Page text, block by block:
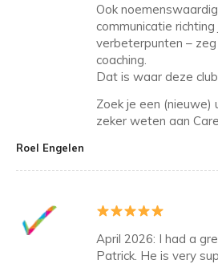
Ook
communicatie
verbeterpunten –
coaching.
Dat is waar deze
Zoek je een
zeker weten aan
Roel Engelen
April 2026: I had a
Patrick. He is very